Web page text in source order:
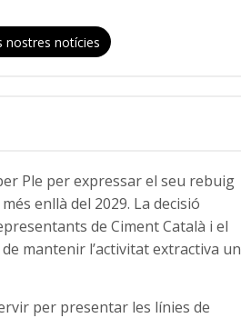
nostres notícies
Ple per expressar el seu rebuig
enllà del 2029. La decisió
de Ciment Català i el
mantenir l’activitat extractiva un
per presentar les línies de